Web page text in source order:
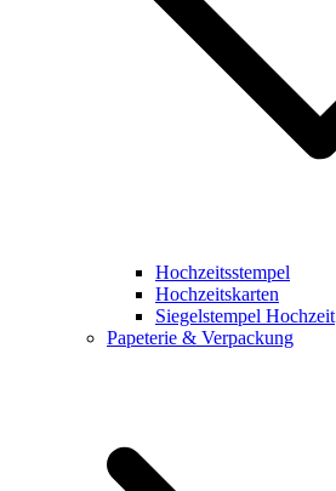
Hochzeitsstempel
Hochzeitskarten
Siegelstempel Hochzeit
Papeterie & Verpackung